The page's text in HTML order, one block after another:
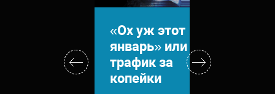
«Ох уж этот
январь» или
трафик за
копейки